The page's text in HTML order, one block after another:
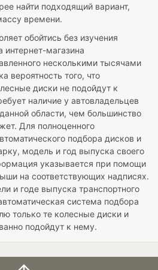
найти подходящий вариант,
времени.
обойтись без изучения
интернет-магазина
несколькими тысячами
вероятность того, что
диски не подойдут к
наличие у автовладельцев
области, чем большинство
Для полноценного
подбора дисков и
модель и год выпуска своего
указывается при помощи
на соответствующих надписях.
и годе выпуска транспортного
система подбора
только те колесные диски и
подойдут к нему.